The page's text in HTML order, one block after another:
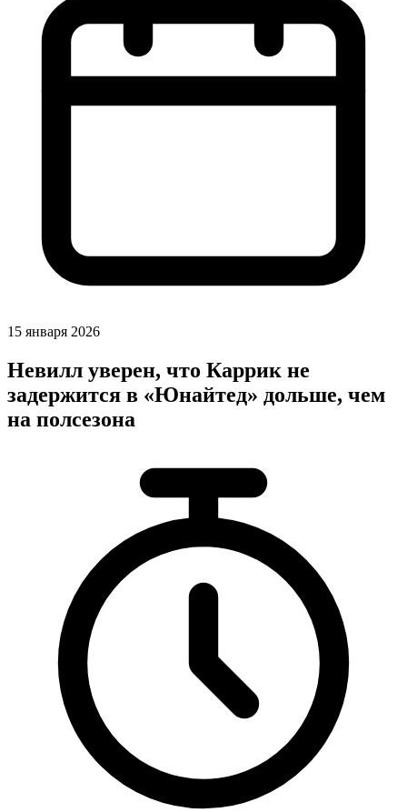
15 января 2026
Невилл уверен, что Каррик не
задержится в «Юнайтед» дольше, чем
на полсезона